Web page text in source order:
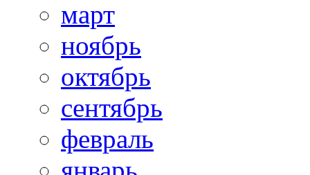
март
ноябрь
октябрь
сентябрь
февраль